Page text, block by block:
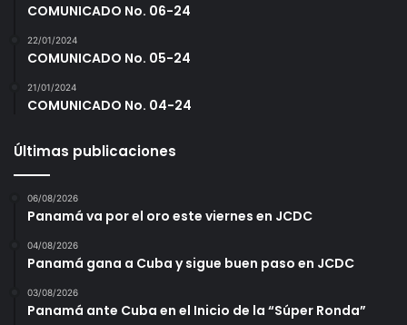
COMUNICADO No. 06-24
22/01/2024
COMUNICADO No. 05-24
21/01/2024
COMUNICADO No. 04-24
Últimas publicaciones
06/08/2026
Panamá va por el oro este viernes en JCDC
04/08/2026
Panamá gana a Cuba y sigue buen paso en JCDC
03/08/2026
Panamá ante Cuba en el Inicio de la “Súper Ronda”